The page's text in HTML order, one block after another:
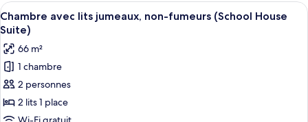
of
House)
de
chambre
Chambre,
fumeurs
(Run
of
House)
Afficher
toutes
les
photos
pour
ce
type
de
Une chambre d’hôtel avec deux lits,
9
Chambre avec lits jumeaux, non-fumeurs (School House
Suite)
66 m²
1 chambre
2 personnes
2 lits 1 place